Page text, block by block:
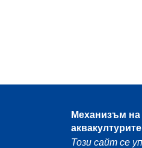
Механизъм
аквакултурите
Този сайт се